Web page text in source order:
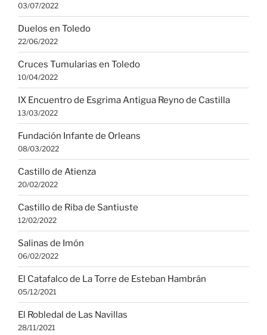
03/07/2022
Duelos en Toledo
22/06/2022
Cruces Tumularias en Toledo
10/04/2022
IX Encuentro de Esgrima Antigua Reyno de Castilla
13/03/2022
Fundación Infante de Orleans
08/03/2022
Castillo de Atienza
20/02/2022
Castillo de Riba de Santiuste
12/02/2022
Salinas de Imón
06/02/2022
El Catafalco de La Torre de Esteban Hambrán
05/12/2021
El Robledal de Las Navillas
28/11/2021